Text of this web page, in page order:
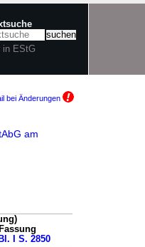
in EStG
bei Änderungen
am
I S. 2850